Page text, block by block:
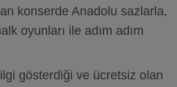
konserde Anadolu sazlarla,
oyunları ile adım adım
gösterdiği ve ücretsiz olan